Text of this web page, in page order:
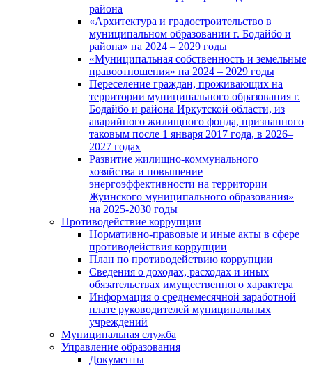
района
«Архитектура и градостроительство в
муниципальном образовании г. Бодайбо и
района» на 2024 – 2029 годы
«Муниципальная собственность и земельные
правоотношения» на 2024 – 2029 годы
Переселение граждан, проживающих на
территории муниципального образования г.
Бодайбо и района Иркутской области, из
аварийного жилищного фонда, признанного
таковым после 1 января 2017 года, в 2026–
2027 годах
Развитие жилищно-коммунального
хозяйства и повышение
энергоэффективности на территории
Жуинского муниципального образования»
на 2025-2030 годы
Противодействие коррупции
Нормативно-правовые и иные акты в сфере
противодействия коррупции
План по противодействию коррупции
Сведения о доходах, расходах и иных
обязательствах имущественного характера
Информация о среднемесячной заработной
плате руководителей муниципальных
учреждений
Муниципальная служба
Управление образования
Документы